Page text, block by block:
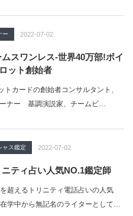
ー 2022-07-02
スワンレス-世界40万部!ボイ
ット創始者
カードの創始者コンサルタント、
ーナー 基調演説家、チームビ…
ャス鑑定 2022-07-02
ティ占い人気NO.1鑑定師
超えるトリニティ電話占いの人気
学中から無記名のライターとして書